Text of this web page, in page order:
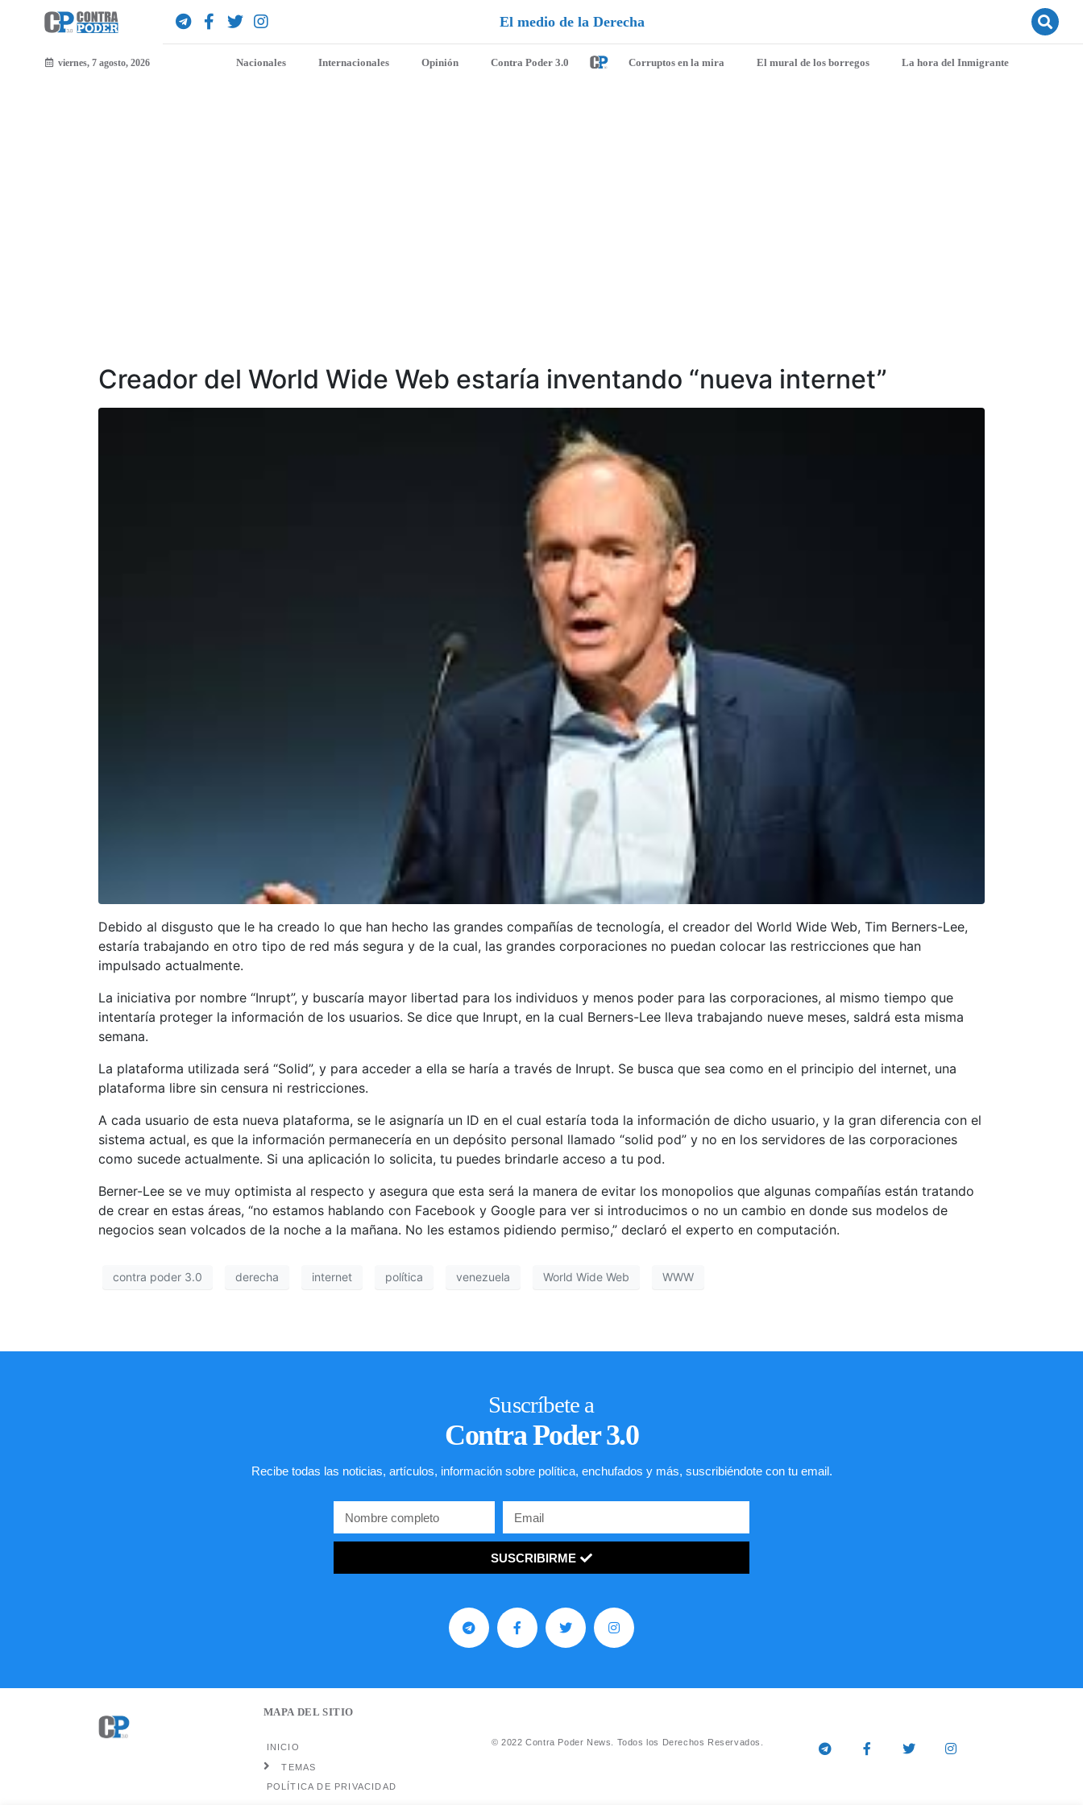
io de la Derecha
viernes, 7 agosto, 2026 Nacionales Internacionales Opinión Contra Poder 3.0 Corruptos en la mira El mural de los borregos La hora del Inmigrante
Creador del World Wide Web estaría inventando “nueva internet”
Debido al disgusto que le ha creado lo que han hecho las grandes compañías de tecnología, el creador del World Wide Web, Tim Berners-Lee,
estaría trabajando en otro tipo de red más segura y de la cual, las grandes corporaciones no puedan colocar las restricciones que han
impulsado actualmente.
La iniciativa por nombre “Inrupt”, y buscaría mayor libertad para los individuos y menos poder para las corporaciones, al mismo tiempo que
intentaría proteger la información de los usuarios. Se dice que Inrupt, en la cual Berners-Lee lleva trabajando nueve meses, saldrá esta misma
semana.
La plataforma utilizada será “Solid”, y para acceder a ella se haría a través de Inrupt. Se busca que sea como en el principio del internet, una
plataforma libre sin censura ni restricciones.
A cada usuario de esta nueva plataforma, se le asignaría un ID en el cual estaría toda la información de dicho usuario, y la gran diferencia con el
sistema actual, es que la información permanecería en un depósito personal llamado “solid pod” y no en los servidores de las corporaciones
como sucede actualmente. Si una aplicación lo solicita, tu puedes brindarle acceso a tu pod.
Berner-Lee se ve muy optimista al respecto y asegura que esta será la manera de evitar los monopolios que algunas compañías están tratando
de crear en estas áreas, “no estamos hablando con Facebook y Google para ver si introducimos o no un cambio en donde sus modelos de
negocios sean volcados de la noche a la mañana. No les estamos pidiendo permiso,” declaró el experto en computación.
contra poder 3.0 derecha internet política venezuela World Wide Web WWW
Suscríbete a
Contra Poder 3.0
Recibe todas las noticias, artículos, información sobre política, enchufados y más, suscribiéndote con tu email.
SUSCRIBIRME
MAPA DEL SITIO
INICIO
TEMAS
POLÍTICA DE PRIVACIDAD
© 2022 Contra Poder News. Todos los Derechos Reservados.